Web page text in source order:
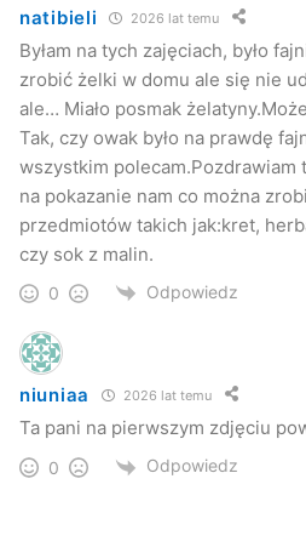
natibieli 2026 lat temu
Byłam na tych zajęciach, było
zrobić żelki w domu ale się nie
ale… Miało posmak
Tak, czy owak było na prawdę
wszystkim
na pokazanie nam co można
przedmiotów takich jak:kret,
czy sok z malin.
0 Odpowiedz
niuniaa 2026 lat temu
Ta pani na pierwszym zdjęciu
0 Odpowiedz